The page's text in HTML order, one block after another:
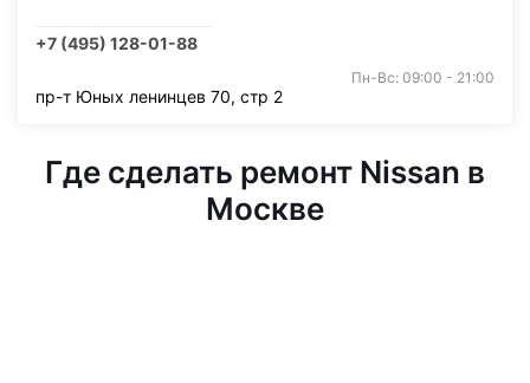
+7 (495) 128-01-88
Пн-Вс: 09:00 - 21:00
пр-т Юных ленинцев 70, стр 2
Где сделать ремонт Nissan в
Москве